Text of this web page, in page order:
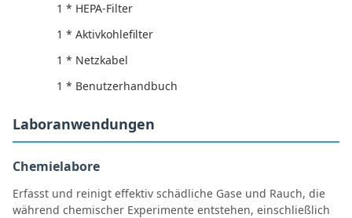
1 * HEPA-Filter
1 * Aktivkohlefilter
1 * Netzkabel
1 * Benutzerhandbuch
Laboranwendungen
Chemielabore
Erfasst und reinigt effektiv schädliche Gase und Rauch, die
während chemischer Experimente entstehen, einschließlich